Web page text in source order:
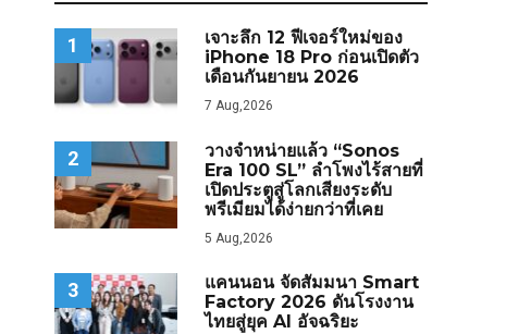
1
เจาะลึก 12 ฟีเจอร์ใหม่ของ
iPhone 18 Pro ก่อนเปิดตัว
เดือนกันยายน 2026
7 Aug,2026
2
วางจำหน่ายแล้ว “Sonos
Era 100 SL” ลำโพงไร้สายที่
เปิดประตูสู่โลกเสียงระดับ
พรีเมียมได้ง่ายกว่าที่เคย
5 Aug,2026
3
แคนนอน จัดสัมมนา Smart
Factory 2026 ดันโรงงาน
ไทยสู่ยุค AI อัจฉริยะ